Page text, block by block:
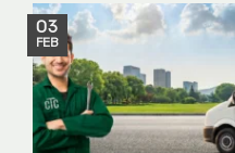
03
FEB